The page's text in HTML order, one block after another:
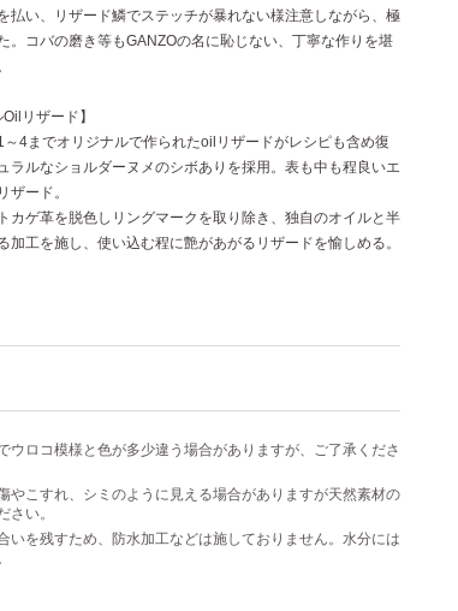
払い、リザード鱗でステッチが暴れない様注意しながら、極
。コバの磨き等もGANZOの名に恥じない、丁寧な作りを堪
リザード】
4までオリジナルで作られたoilリザードがレシピも含め復
ラルなショルダーヌメのシボありを採用。表も中も程良いエ
ザード。
カゲ革を脱色しリングマークを取り除き、独自のオイルと半
加工を施し、使い込む程に艶があがるリザードを愉しめる。
ロコ模様と色が多少違う場合がありますが、ご了承くださ
こすれ、シミのように見える場合がありますが天然素材の
さい。
を残すため、防水加工などは施しておりません。水分には